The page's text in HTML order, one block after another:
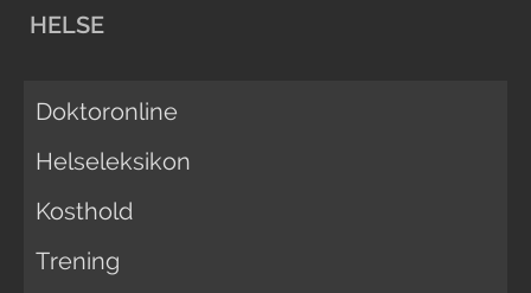
HELSE
Doktoronline
Helseleksikon
Kosthold
Trening